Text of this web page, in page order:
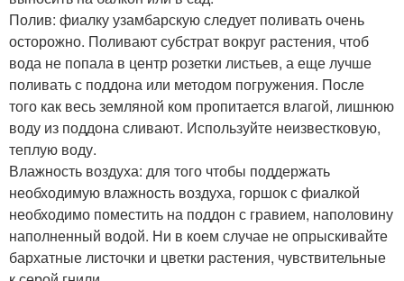
Полив: фиалку узамбарскую следует поливать очень
осторожно. Поливают субстрат вокруг растения, чтоб
вода не попала в центр розетки листьев, а еще лучше
поливать с поддона или методом погружения. После
того как весь земляной ком пропитается влагой, лишнюю
воду из поддона сливают. Используйте неизвестковую,
теплую воду.
Влажность воздуха: для того чтобы поддержать
необходимую влажность воздуха, горшок с фиалкой
необходимо поместить на поддон с гравием, наполовину
наполненный водой. Ни в коем случае не опрыскивайте
бархатные листочки и цветки растения, чувствительные